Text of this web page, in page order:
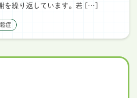
を繰り返しています。若 […]
症